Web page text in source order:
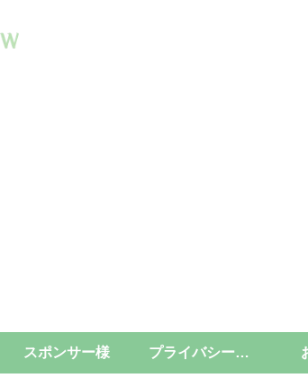
スポンサー様 プライバシーポリシー